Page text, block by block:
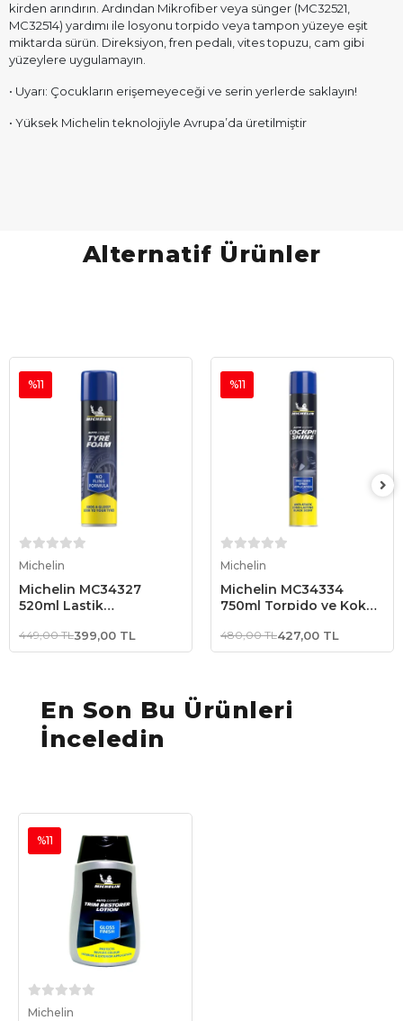
kirden arındırın. Ardından Mikrofiber veya sünger (MC32521,
MC32514) yardımı ile losyonu torpido veya tampon yüzeye eşit
miktarda sürün. Direksiyon, fren pedalı, vites topuzu, cam gibi
yüzeylere uygulamayın.
• Uyarı: Çocukların erişemeyeceği ve serin yerlerde saklayın!
• Yüksek Michelin teknolojiyle Avrupa’da üretilmiştir
Alternatif Ürünler
Michelin
Michelin MC34327
520ml Lastik
%11
449,00 TL399,00 TL
Michelin
Michelin MC34334
750ml Torpido ve Kokpit
Spreyi Gizemli Aroma
%11
480,00 TL427,00 TL
En Son Bu Ürünleri
İnceledin
Michelin
%11